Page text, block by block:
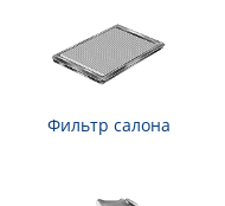
Фильтр салона